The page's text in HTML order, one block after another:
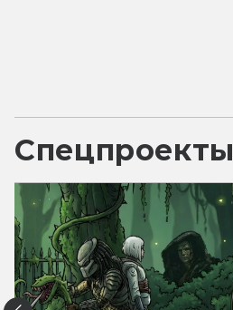
Спецпроекты